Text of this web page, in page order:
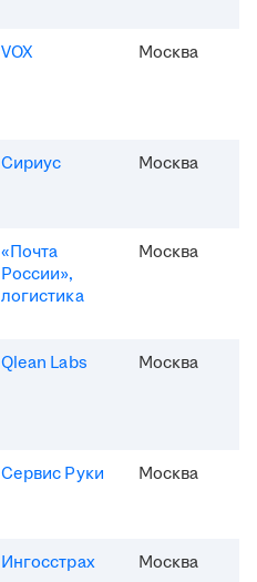
VOX Москва
Сириус Москва
«Почта
России»,
логистика
Москва
Qlean Labs Москва
Сервис Руки Москва
Ингосстрах Москва